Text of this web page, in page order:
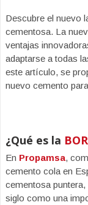
Descubre el nuevo
cementosa. La
ventajas
adaptarse a todas
este artículo, se
nuevo cemento
¿Qué es la
En Propamsa,
cemento cola en
cementosa
siglo como una